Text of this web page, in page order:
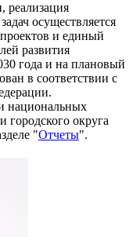
реализация
осуществляется
и единый
развития
года и на плановый
в соответствии с
национальных
городского округа
"Отчеты".